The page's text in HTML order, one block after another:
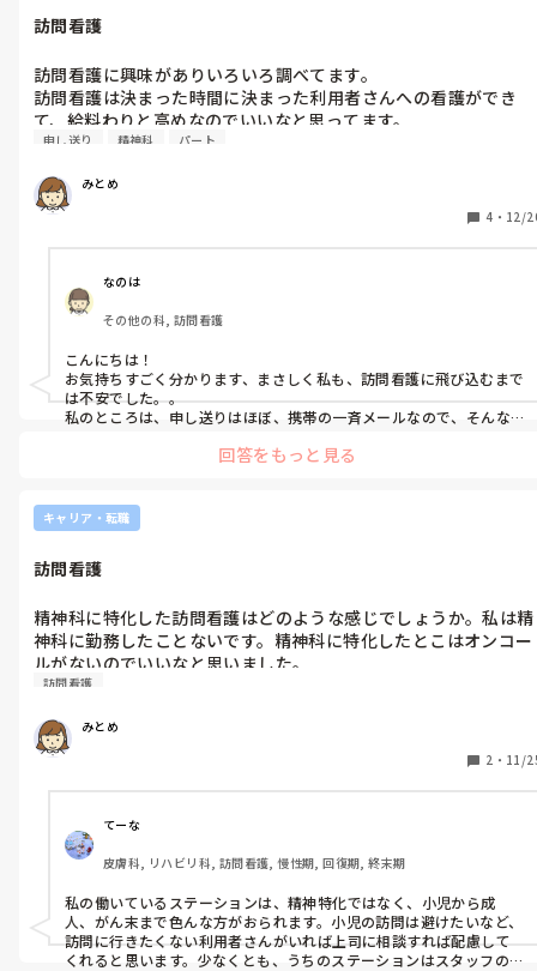
なのですが、経営は不安定です。
施設看護は楽しいと思って働けていましたか？その人云々は、もち
ろんあると思いますが。看護師は仕事は、やりがいか人間関係かな
と思ってます😅
人間関係がよければ、多少仕事がどーであれ、大丈夫と思えますし…
けど、やりがいを、感じなければ、嫌になるし…
答えになってなくてすみません。
訪問看護
訪問看護に興味がありいろいろ調べてます。
訪問看護は決まった時間に決まった利用者さんへの看護ができ
て、給料わりと高めなのでいいなと思ってます。
私は申し送りが苦手です。新人のときに申し送りで嫌な思いした
ん。訪問看護についての制度も分かってません。医師が気難しい
タイプだとやりにくそうだなと思ってしまいます。そうなると訪
問看護向いてないのかなと思うことあります。あと、寝ることが
好きで、オンコール担当になったらいつ呼ばれるかもしれない、
寝ることを邪魔される可能性ありますよね。稼ぐこと重視でなけ
れば訪問看護のパート勤務、オンコールなし勤務が理想です。
現実的には稼ぎたいので正社員として働きたいです。
児は私も子どもがいるので子どもは好きです、好きだからこそ尊
すぎて関わりたくない気持ちあります。訪問看護は小児から高齢
者まで幅広く対応してるから私には務まらないと思ってしまいま
訪問看護について調べれば調べるほど興味はあるのに働く自信が
申し送り 精神科 パート
みとめ
4 ・ 12/
なのは
その他の科, 訪問看護
こんにちは！
お気持ちすごく分かります、まさしく私も、訪問看護に飛び込むまで
は不安でした。。
私のところは、申し送りはほぼ、携帯の一斉メールなので、そんな
会社によっては、オンコールは殆ど外注しているので、正社員でも
テーション毎の特色もある気がします。
通える範囲の訪問看護ステーションに見学に一度行ってみて、心配な
ンの雰囲気も分かって良いです。ちなみに私のところは、スタッフの
回答をもっと見る
キャリア・転職
訪問看護
精神科に特化した訪問看護はどのような感じでしょうか。私は精
神科に勤務したことないです。精神科に特化したとこはオンコー
ルがないのでいいなと思いました。
他の訪問看護は小児から成人までいろいろ対応してるところもあ
験なしです。小児に関わることがこわいです。
訪問看護に興味あるけど、どのような視点で探したらいいのかわ
訪問看護
みとめ
2 ・ 11/
てーな
皮膚科, リハビリ科, 訪問看護, 慢性期, 回復期, 終末期
私の働いているステーションは、精神特化ではなく、小児から成
人、がん末まで色んな方がおられます。小児の訪問は避けたいなど、
訪問に行きたくない利用者さんがいれば上司に相談すれば配慮して
くれると思います。少なくとも、うちのステーションはスタッフの数